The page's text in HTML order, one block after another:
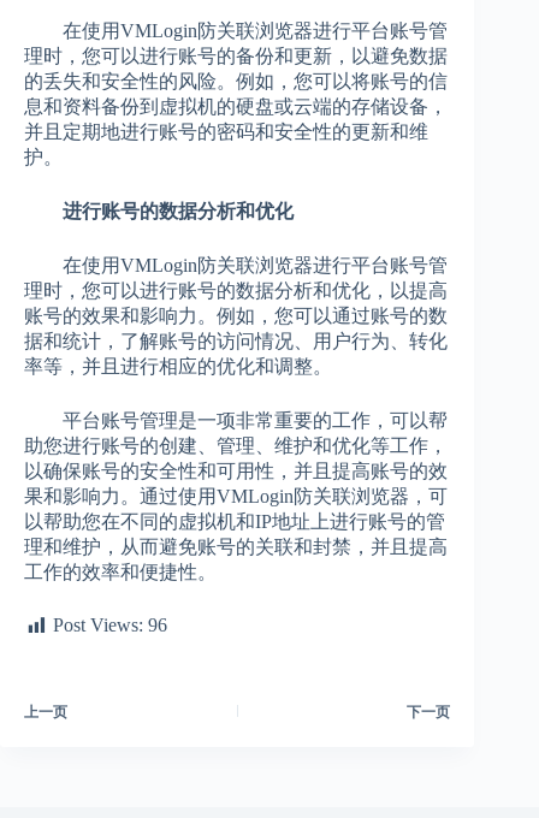
在使用VMLogin防关联浏览器进行平台账号管
理时，您可以进行账号的备份和更新，以避免数据
的丢失和安全性的风险。例如，您可以将账号的信
息和资料备份到虚拟机的硬盘或云端的存储设备，
并且定期地进行账号的密码和安全性的更新和维
护。
进行账号的数据分析和优化
在使用VMLogin防关联浏览器进行平台账号管
理时，您可以进行账号的数据分析和优化，以提高
账号的效果和影响力。例如，您可以通过账号的数
据和统计，了解账号的访问情况、用户行为、转化
率等，并且进行相应的优化和调整。
平台账号管理是一项非常重要的工作，可以帮
助您进行账号的创建、管理、维护和优化等工作，
以确保账号的安全性和可用性，并且提高账号的效
果和影响力。通过使用VMLogin防关联浏览器，可
以帮助您在不同的虚拟机和IP地址上进行账号的管
理和维护，从而避免账号的关联和封禁，并且提高
工作的效率和便捷性。
Post Views: 96
上一页 下一页